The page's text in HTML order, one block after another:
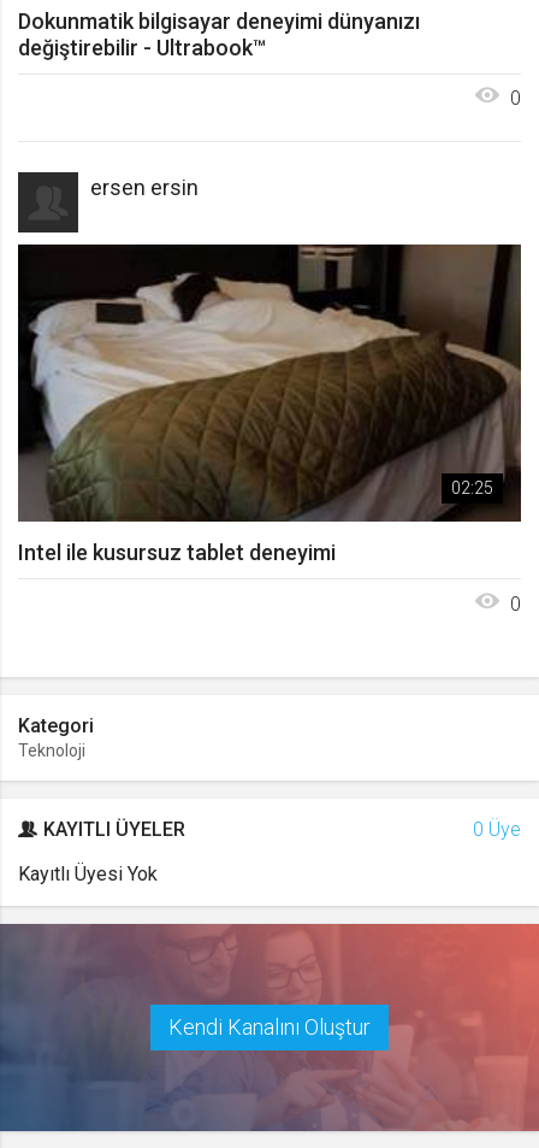
Dokunmatik bilgisayar deneyimi dünyanızı
değiştirebilir - Ultrabook™
0
ersen ersin
02:25
Intel ile kusursuz tablet deneyimi
0
Kategori
Teknoloji
KAYITLI ÜYELER
0 Üye
Kayıtlı Üyesi Yok
Kendi Kanalını Oluştur